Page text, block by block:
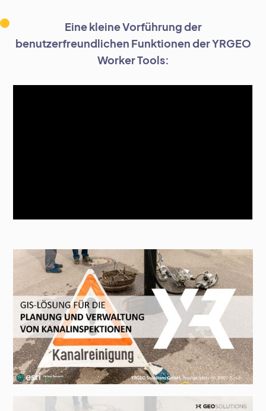
Eine kleine Vorführung der
benutzerfreundlichen Funktionen der YRGEO
Worker Tools: